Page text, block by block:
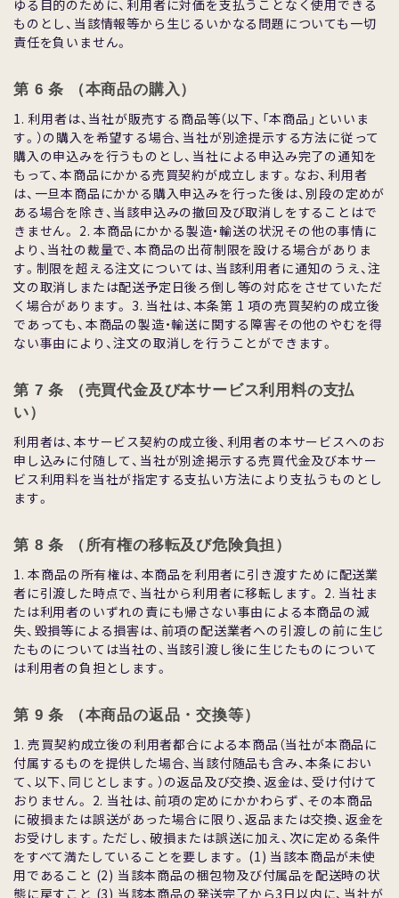
ゆる⽬的のために、利⽤者に対価を⽀払うことなく使⽤できる
ものとし、当該情報等から⽣じるいかなる問題についても⼀切
責任を負いません。
第 6 条 （本商品の購⼊）
1. 利⽤者は、当社が販売する商品等（以下、「本商品」といいま
す。）の購⼊を希望する場合、当社が別途提⽰する⽅法に従って
購⼊の申込みを⾏うものとし、当社による申込み完了の通知を
もって、本商品にかかる売買契約が成⽴します。なお、利⽤者
は、⼀旦本商品にかかる購⼊申込みを⾏った後は、別段の定めが
ある場合を除き、当該申込みの撤回及び取消しをすることはで
きません。 2. 本商品にかかる製造・輸送の状況その他の事情に
より、当社の裁量で、本商品の出荷制限を設ける場合がありま
す。制限を超える注⽂については、当該利⽤者に通知のうえ、注
⽂の取消しまたは配送予定⽇後ろ倒し等の対応をさせていただ
く場合があります。 3. 当社は、本条第 1 項の売買契約の成⽴後
であっても、本商品の製造・輸送に関する障害その他のやむを得
ない事由により、注⽂の取消しを⾏うことができます。
第 7 条 （売買代⾦及び本サービス利⽤料の⽀払
い）
利⽤者は、本サービス契約の成⽴後、利⽤者の本サービスへのお
申し込みに付随して、当社が別途掲⽰する売買代⾦及び本サー
ビス利⽤料を当社が指定する⽀払い⽅法により⽀払うものとし
ます。
第 8 条 （所有権の移転及び危険負担）
1. 本商品の所有権は、本商品を利⽤者に引き渡すために配送業
者に引渡した時点で、当社から利⽤者に移転します。 2. 当社ま
たは利⽤者のいずれの責にも帰さない事由による本商品の滅
失、毀損等による損害は、前項の配送業者への引渡しの前に⽣じ
たものについては当社の、当該引渡し後に⽣じたものについて
は利⽤者の負担とします。
第 9 条 （本商品の返品・交換等）
1. 売買契約成⽴後の利⽤者都合による本商品（当社が本商品に
付属するものを提供した場合、当該付随品も含み、本条におい
て、以下、同じとします。）の返品及び交換、返⾦は、受け付けて
おりません。 2. 当社は、前項の定めにかかわらず、その本商品
に破損または誤送があった場合に限り、返品または交換、返⾦を
お受けします。ただし、破損または誤送に加え、次に定める条件
をすべて満たしていることを要します。 (1) 当該本商品が未使
⽤であること (2) 当該本商品の梱包物及び付属品を配送時の状
態に戻すこと (3) 当該本商品の発送完了から3⽇以内に、当社が